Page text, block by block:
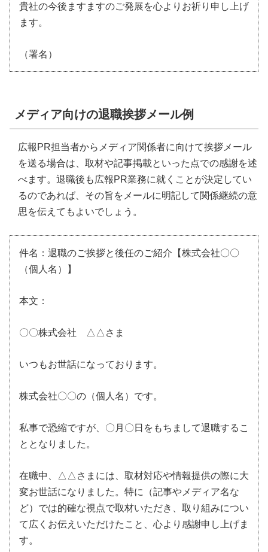
貴社の今後ますますのご発展を心よりお祈り申し上げ
ます。
（署名）
メディア向けの退職挨拶メール例
広報PR担当者からメディア関係者に向けて挨拶メール
を送る場合は、取材や記事掲載といった点での感謝を述
べます。退職後も広報PR業務に就くことが決定してい
るのであれば、その旨をメールに明記して関係継続の意
思を伝えてもよいでしょう。
件名：退職のご挨拶と後任のご紹介【株式会社〇〇
（個人名）】
本文：
〇〇株式会社 △△さま
いつもお世話になっております。
株式会社〇〇の（個人名）です。
私事で恐縮ですが、〇月〇日をもちまして退職するこ
ととなりました。
在職中、△△さまには、取材対応や情報提供の際に大
変お世話になりました。特に（記事やメディア名な
ど）では的確な視点で取材いただき、取り組みについ
て広くお伝えいただけたこと、心より感謝申し上げま
す。